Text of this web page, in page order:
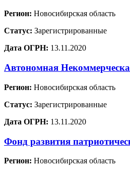
Регион: Новосибирская область
Статус: Зарегистрированные
Дата ОГРН: 13.11.2020
Автономная
Регион: Новосибирская область
Статус: Зарегистрированные
Дата ОГРН: 13.11.2020
Фонд развития
Регион: Новосибирская область